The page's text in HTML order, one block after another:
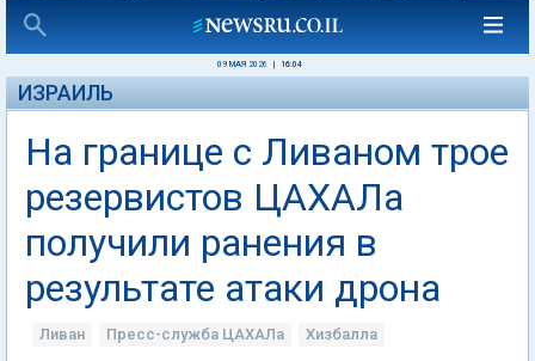
09 МАЯ 2026 16:04
ИЗРАИЛЬ
На границе с Ливаном трое
резервистов ЦАХАЛа
получили ранения в
результате атаки дрона
Ливан Пресс-служба ЦАХАЛа Хизбалла